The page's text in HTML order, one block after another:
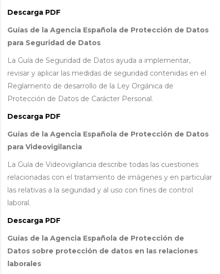
Descarga PDF
Guías de la Agencia Española de Protección de Datos
para Seguridad de Datos
La Guía de Seguridad de Datos ayuda a implementar,
revisar y aplicar las medidas de seguridad contenidas en el
Reglamento de desarrollo de la Ley Orgánica de
Protección de Datos de Carácter Personal.
Descarga PDF
Guías de la Agencia Española de Protección de Datos
para Videovigilancia
La Guía de Videovigilancia describe todas las cuestiones
relacionadas con el tratamiento de imágenes y en particular
las relativas a la seguridad y al uso con fines de control
laboral.
Descarga PDF
Guías de la Agencia Española de Protección de
Datos sobre protección de datos en las relaciones
laborales